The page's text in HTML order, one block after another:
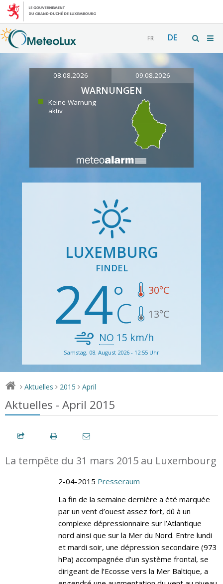
FR DE
08.08.2026 09.08.2026
WARNUNGEN
Keine Warnung
aktiv
LUXEMBURG
FINDEL
24 30°C
13°C
NO 15 km/h
Samstag, 08. August 2026 - 12:55 Uhr
> Aktuelles > 2015 > April
Aktuelles - April 2015
La tempête du 31 mars 2015 au Luxembourg
2-04-2015 Presseraum
La fin de la semaine dernière a été marquée
par un vent d’ouest assez fort, dû à un
complexe dépressionnaire sur l’Atlantique
nord ainsi que sur la Mer du Nord. Entre lundi
et mardi soir, une dépression secondaire (973
hPa) accompagnée d’un système frontal, se
dirigeant de l’Ecosse vers la Mer Baltique, a